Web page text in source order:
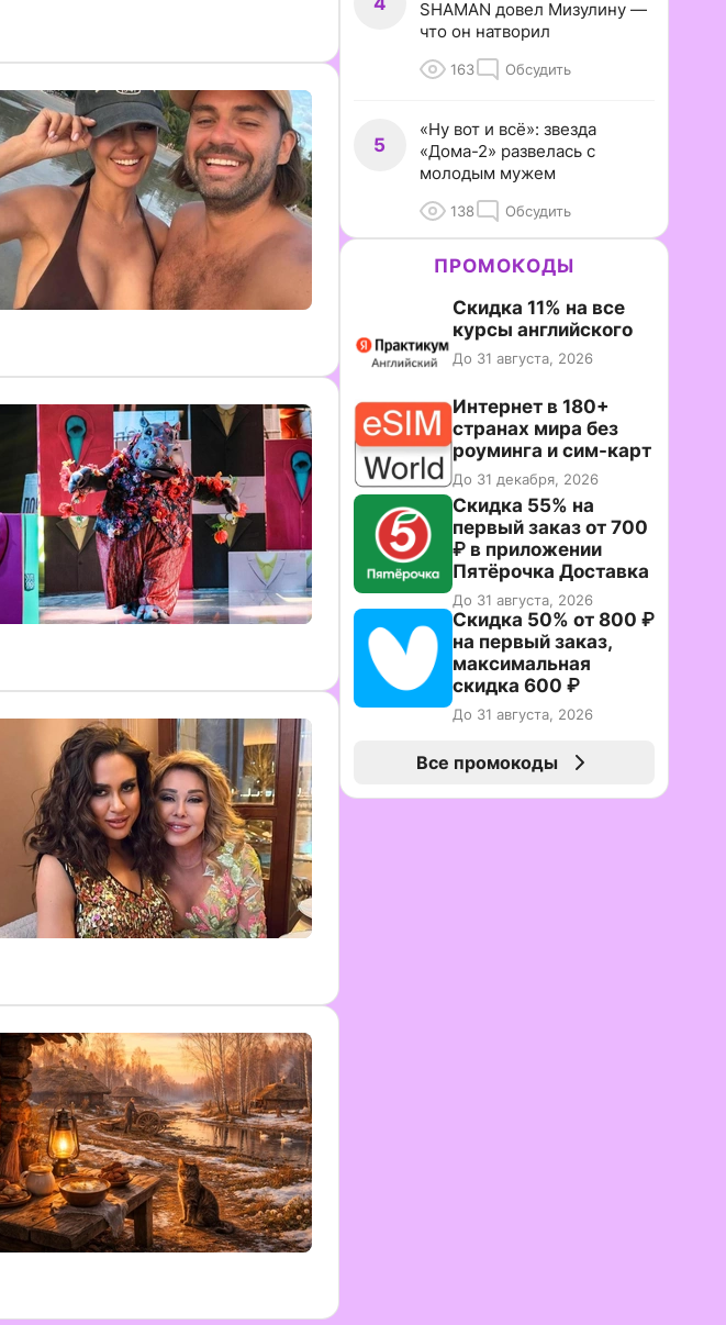
SHAMAN довел Мизулину —
что он натворил
163 Обсудить
5
«Ну вот и всё»: звезда
«Дома-2» развелась с
молодым мужем
138 Обсудить
ПРОМОКОДЫ
Скидка 11% на все
курсы английского
До 31 августа, 2026
Интернет в 180+
странах мира без
роуминга и сим-карт
До 31 декабря, 2026
Скидка 55% на
первый заказ от 700
₽ в приложении
Пятёрочка Доставка
До 31 августа, 2026
Скидка 50% от 800 ₽
на первый заказ,
максимальная
скидка 600 ₽
До 31 августа, 2026
Все промокоды